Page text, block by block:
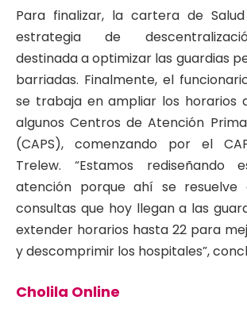
Para finalizar, la cartera de
estrategia de
destinada a optimizar las guardias
barriadas. Finalmente, el
se trabaja en ampliar los horarios
algunos Centros de Atención
(CAPS), comenzando por el
Trelew. “Estamos rediseñando
atención porque ahí se resuelve
consultas que hoy llegan a las
extender horarios hasta 22 para
y descomprimir los hospitales”,
Cholila Online